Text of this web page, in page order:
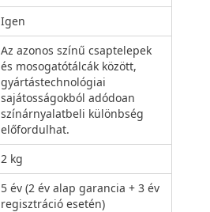
Igen
Az azonos színű csaptelepek
és mosogatótálcák között,
gyártástechnológiai
sajátosságokból adódoan
színárnyalatbeli különbség
előfordulhat.
2 kg
5 év (2 év alap garancia + 3 év
regisztráció esetén)